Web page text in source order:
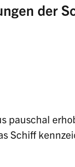
der
pauschal
Schiff